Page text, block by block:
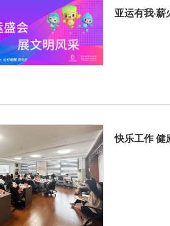
亚运有我·薪
快乐工作